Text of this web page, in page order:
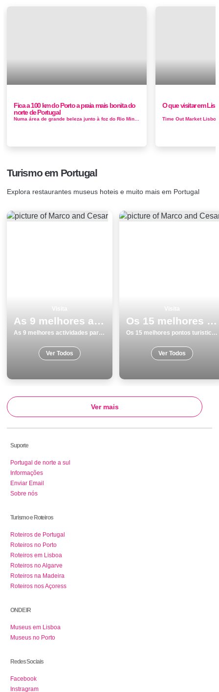
Fica a 100 km do Porto a praia mais bonita do
norte de Portugal
O que visitar em
Turismo em Portugal
Explora restaurantes museus hoteis e muito mais em Portugal
As 9 melhores actividades para fazer e visitar na Ilha de SÃ£o Miguel
As 9 melhores actividades para fazer e visitar na Ilha de SÃ£o Miguel
Ver Todos
Os 15 melhores pontos turisticos para visitar em Faro
Os 15 melhores pontos turisticos para visitar em Faro
Ver Todos
Ver mais
Suporte
Portugal de norte a sul
Informações
Enviar Email
Sobre nós
Turismo e Roteiros
Roteiros de Portugal
Roteiros no Porto
Roteiros em Lisboa
Roteiros no Algarve
Roteiros na Madeira
Roteiros nos Açoress
ONDE IR
Museus em Lisboa
Museus no Porto
Redes Sociais
Facebook
Instragram